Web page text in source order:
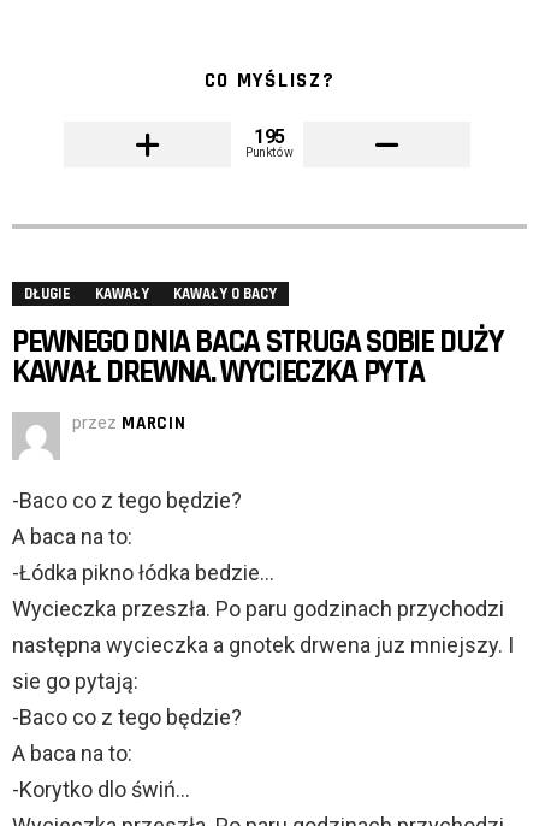
CO MYŚLISZ?
195
Punktów
DŁUGIE KAWAŁY KAWAŁY O BACY
PEWNEGO DNIA BACA STRUGA SOBIE DUŻY
KAWAŁ DREWNA. WYCIECZKA PYTA
przez MARCIN
-Baco co z tego będzie?
A baca na to:
-Łódka pikno łódka bedzie…
Wycieczka przeszła. Po paru godzinach przychodzi
następna wycieczka a gnotek drwena juz mniejszy. I
sie go pytają:
-Baco co z tego będzie?
A baca na to:
-Korytko dlo świń…